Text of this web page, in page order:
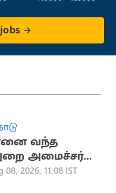
வந்த
அமைச்சர்
உடன்
08, 2026, 11:08 IST